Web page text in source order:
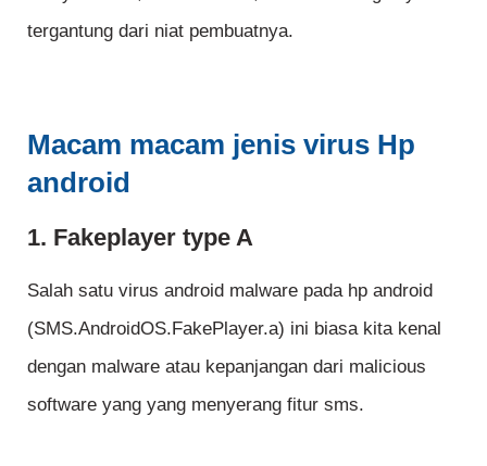
tergantung dari niat pembuatnya.
Macam macam jenis virus Hp
android
1. Fakeplayer type A
Salah satu virus android malware pada hp android
(SMS.AndroidOS.FakePlayer.a) ini biasa kita kenal
dengan malware atau kepanjangan dari malicious
software yang yang menyerang fitur sms.